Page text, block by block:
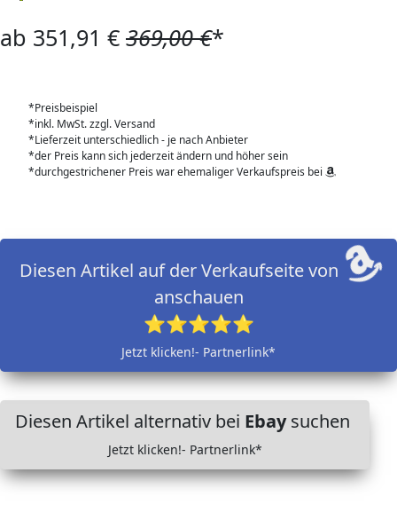
ab 351,91 € 369,00 €*
*Preisbeispiel
*inkl. MwSt. zzgl. Versand
*Lieferzeit unterschiedlich - je nach Anbieter
*der Preis kann sich jederzeit ändern und höher sein
*durchgestrichener Preis war ehemaliger Verkaufspreis bei
Diesen Artikel auf der Verkaufseite von
anschauen
⭐⭐⭐⭐⭐
Jetzt klicken!- Partnerlink*
Diesen Artikel alternativ bei Ebaysuchen
Jetzt klicken!- Partnerlink*